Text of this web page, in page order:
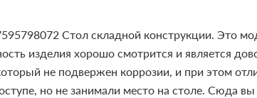
Стол складной конструкции. Это
изделия хорошо смотрится и является
не подвержен коррозии, и при этом
но не занимали место на столе. Сюда